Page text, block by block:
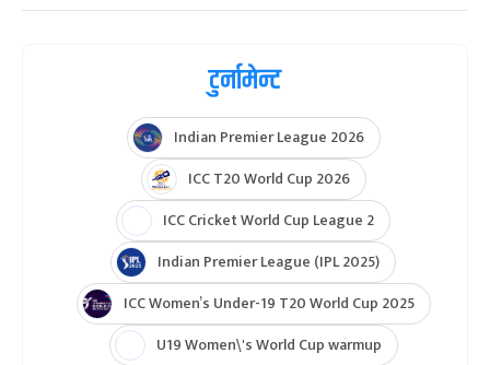
प्रमाणित गर्दै आएको बताउँछन् । ‘ऊ एक पूर्ण खेलाडी हो र
उसले वर्षाैंदेखि यो प्रमाणित गर्दै आएको छ, र आउने
वर्षहरूमा, ऊ निश्चित रूपमा उत्कृष्ट मध्ये एक हुनेछ,’ मेस्सीले
किलियन एमबाप्पे प्लेयर्स टु वाच फिफा विश्वकप २०२६
टुर्नामेन्ट